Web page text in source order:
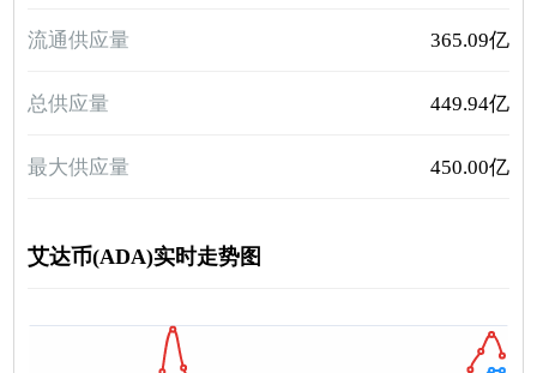
流通供应量 365.09亿
总供应量 449.94亿
最大供应量 450.00亿
艾达币(ADA)实时走势图